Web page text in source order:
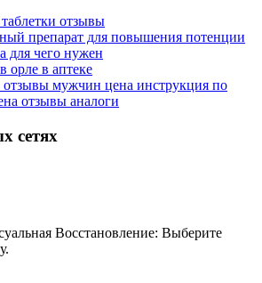
отзывы
препарат для повышения потенции
для чего нужен
орле в аптеке
мужчин цена инструкция по
отзывы аналоги
сетях
Восстановление: Выберите